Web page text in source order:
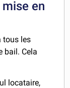
en
tous les
bail. Cela
locataire,